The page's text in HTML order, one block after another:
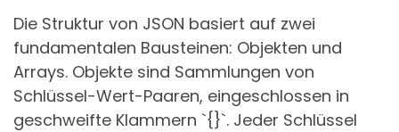
Die Struktur von JSON basiert auf zwei
fundamentalen Bausteinen: Objekten und
Arrays. Objekte sind Sammlungen von
Schlüssel-Wert-Paaren, eingeschlossen in
geschweifte Klammern `{}`. Jeder Schlüssel